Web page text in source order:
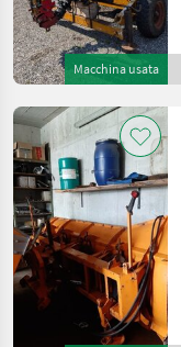
Macchina usata